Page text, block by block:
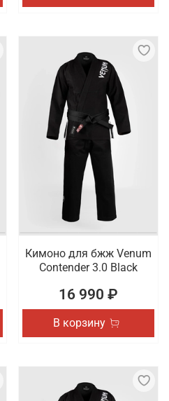
Кимоно для бжж Venum
Contender 3.0 Black
16 990 ₽
В корзину